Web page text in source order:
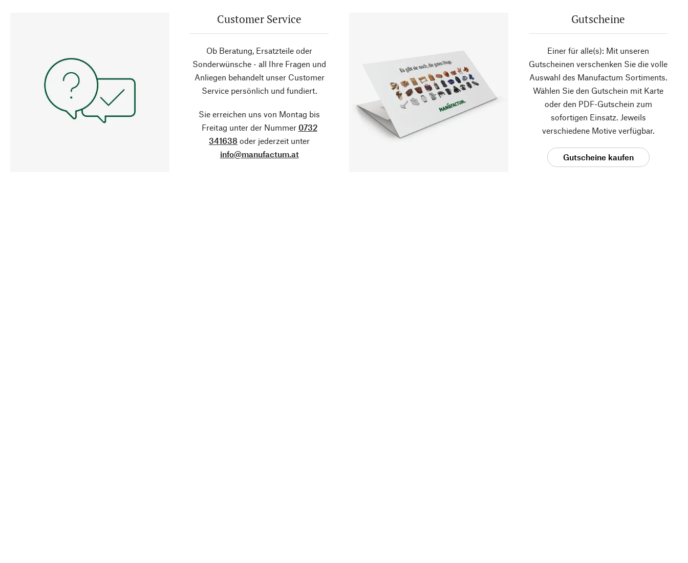
Customer Service
Ob Beratung, Ersatzteile oder
Sonderwünsche - all Ihre Fragen und
Anliegen behandelt unser Customer
Service persönlich und fundiert.
Sie erreichen uns von Montag bis
Freitag unter der Nummer 0732
341638 oder jederzeit unter
info@manufactum.at
Gutscheine
Einer für alle(s): Mit unseren
Gutscheinen verschenken Sie die volle
Auswahl des Manufactum Sortiments.
Wählen Sie den Gutschein mit Karte
oder den PDF-Gutschein zum
sofortigen Einsatz. Jeweils
verschiedene Motive verfügbar.
Gutscheine kaufen